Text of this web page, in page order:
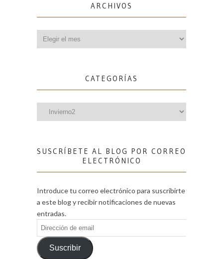
ARCHIVOS
CATEGORÍAS
SUSCRÍBETE AL BLOG POR CORREO
ELECTRÓNICO
Introduce tu correo electrónico para suscribirte
a este blog y recibir notificaciones de nuevas
entradas.
Dirección
de
emailSuscribir